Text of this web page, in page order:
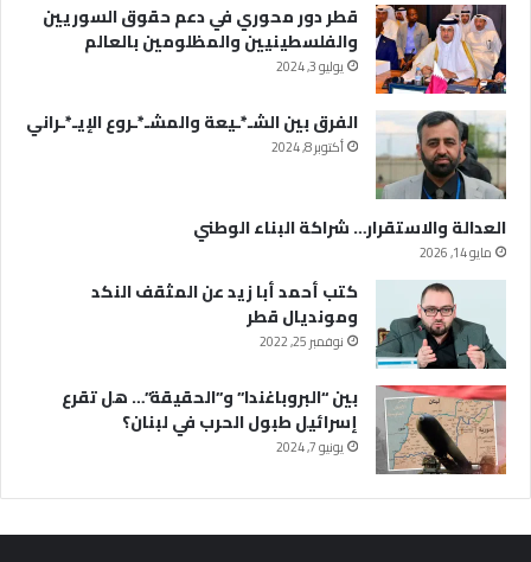
قطر دور محوري في دعم حقوق السوريين
والفلسطينيين والمظلومين بالعالم
يوليو 3, 2024
الفرق بين الشـ*ـيعة والمشـ*ـروع الإيـ*ـراني
أكتوبر 8, 2024
العدالة والاستقرار… شراكة البناء الوطني
مايو 14, 2026
كتب أحمد أبا زيد عن المثقف النكد
ومونديال قطر
نوفمبر 25, 2022
بين “البروباغندا” و”الحقيقة”… هل تقرع
إسرائيل طبول الحرب في لبنان؟
يونيو 7, 2024